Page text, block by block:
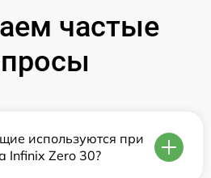
частые
используются при
Infinix Zero 30?